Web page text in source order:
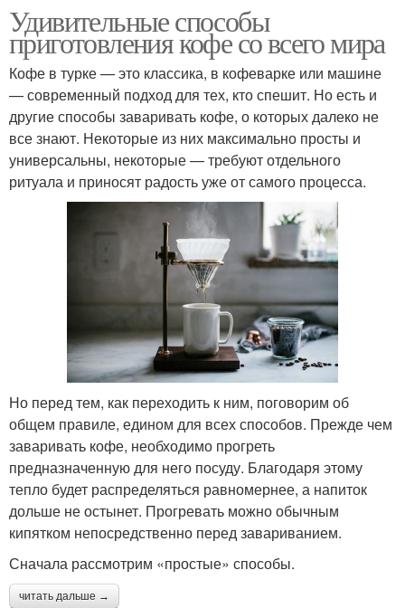
Удивительные способы
приготовления кофе со всего мира
Кофе в турке — это классика, в кофеварке или машине
— современный подход для тех, кто спешит. Но есть и
другие способы заваривать кофе, о которых далеко не
все знают. Некоторые из них максимально просты и
универсальны, некоторые — требуют отдельного
ритуала и приносят радость уже от самого процесса.
Но перед тем, как переходить к ним, поговорим об
общем правиле, едином для всех способов. Прежде чем
заваривать кофе, необходимо прогреть
предназначенную для него посуду. Благодаря этому
тепло будет распределяться равномернее, а напиток
дольше не остынет. Прогревать можно обычным
кипятком непосредственно перед завариванием.
Сначала рассмотрим «простые» способы.
читать дальше →